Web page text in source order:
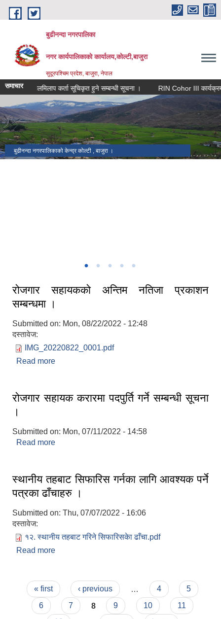
Skip to main content
बुढीनन्दा नगरपालिका
नगर कार्यपालिकाकाे कार्यालय,काेल्टी,बाजुरा
सुदूरपश्चिम प्रदेश, बाजुरा, नेपाल
समाचारमेलमिलाप कर्ता सूचिकृत हुने सम्बन्धी सूचना । RIN Cohor III कार्यक्रममा
बुढीनन्दा नगरपालिकाको केन्द्र कोल्टी , बाजुरा ।
बाजुरा विमानस्थल कोल्टी ।
रोजगार सहायकको अन्तिम नतिजा प्रकाशन
सम्बन्धमा ।
Submitted on: Mon, 08/22/2022 - 12:48
दस्तावेज:
IMG_20220822_0001.pdf
Read more
रोजगार सहायक करारमा पदपुर्ति गर्ने सम्बन्धी सूचना
।
Submitted on: Mon, 07/11/2022 - 14:58
Read more
स्थानीय तहबाट सिफारिस गर्नका लागि आवश्यक पर्ने
पत्रका ढाँचाहरु ।
Submitted on: Thu, 07/07/2022 - 16:06
दस्तावेज:
१२. स्थानीय तहबाट गरिने सिफारिसकेा ढाँचा.pdf
Read more
Pages
« first ‹ previous 4
5
6
7 8 9 10
11